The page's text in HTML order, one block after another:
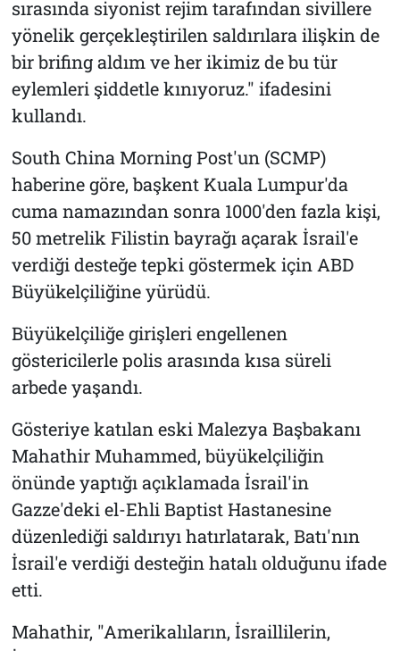
sırasında siyonist rejim tarafından sivillere
yönelik gerçekleştirilen saldırılara ilişkin de
bir brifing aldım ve her ikimiz de bu tür
eylemleri şiddetle kınıyoruz." ifadesini
kullandı.
South China Morning Post'un (SCMP)
haberine göre, başkent Kuala Lumpur'da
cuma namazından sonra 1000'den fazla kişi,
50 metrelik Filistin bayrağı açarak İsrail'e
verdiği desteğe tepki göstermek için ABD
Büyükelçiliğine yürüdü.
Büyükelçiliğe girişleri engellenen
göstericilerle polis arasında kısa süreli
arbede yaşandı.
Gösteriye katılan eski Malezya Başbakanı
Mahathir Muhammed, büyükelçiliğin
önünde yaptığı açıklamada İsrail'in
Gazze'deki el-Ehli Baptist Hastanesine
düzenlediği saldırıyı hatırlatarak, Batı'nın
İsrail'e verdiği desteğin hatalı olduğunu ifade
etti.
Mahathir, "Amerikalıların, İsraillilerin,